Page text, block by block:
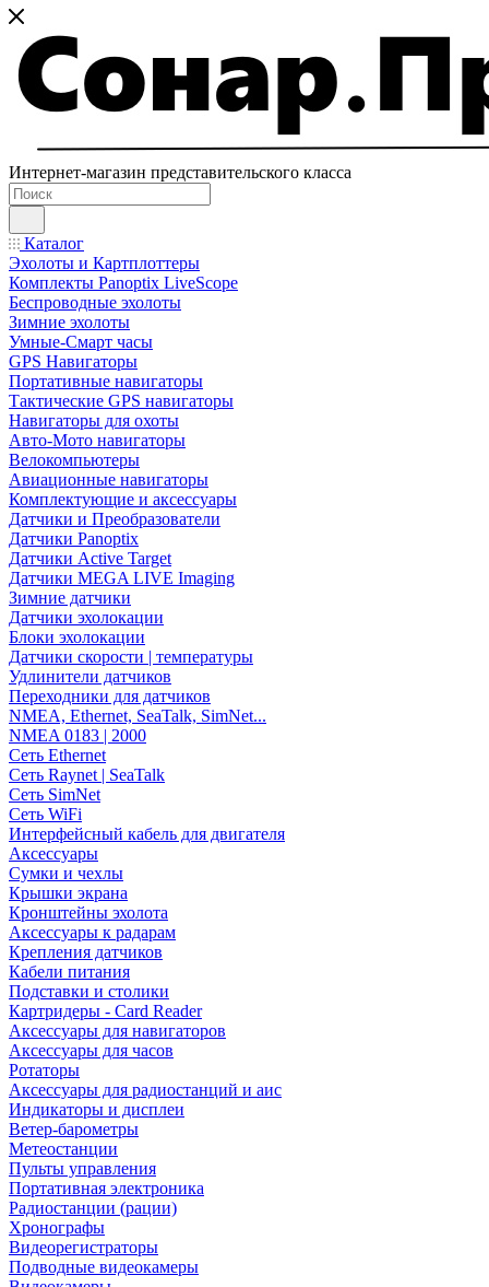
Интернет-магазин представительского класса
Каталог
Эхолоты и Картплоттеры
Комплекты Panoptix LiveScope
Беспроводные эхолоты
Зимние эхолоты
Умные-Смарт часы
GPS Навигаторы
Портативные навигаторы
Тактические GPS навигаторы
Навигаторы для охоты
Авто-Мото навигаторы
Велокомпьютеры
Авиационные навигаторы
Комплектующие и аксессуары
Датчики и Преобразователи
Датчики Panoptix
Датчики Active Target
Датчики MEGA LIVE Imaging
Зимние датчики
Датчики эхолокации
Блоки эхолокации
Датчики скорости | температуры
Удлинители датчиков
Переходники для датчиков
NMEA, Ethernet, SeaTalk, SimNet...
NMEA 0183 | 2000
Сеть Ethernet
Сеть Raynet | SeaTalk
Сеть SimNet
Сеть WiFi
Интерфейсный кабель для двигателя
Аксессуары
Сумки и чехлы
Крышки экрана
Кронштейны эхолота
Аксессуары к радарам
Крепления датчиков
Кабели питания
Подставки и столики
Картридеры - Card Reader
Аксессуары для навигаторов
Аксессуары для часов
Ротаторы
Аксессуары для радиостанций и аис
Индикаторы и дисплеи
Ветер-барометры
Метеостанции
Пульты управления
Портативная электроника
Радиостанции (рации)
Хронографы
Видеорегистраторы
Подводные видеокамеры